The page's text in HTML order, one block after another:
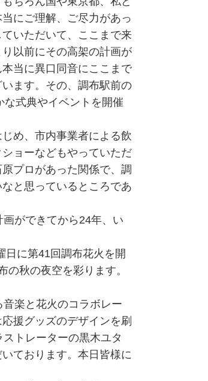
にご理解、ご尽力があっ
いただいて、ここまで来
以前にその高架の計画が
当に異口同音にここまで
ます。その、調布駅前の
式典やイベントを開催
め、市内事業者による飲
ョーなどもやっていただ
プロがあった関係で、調
と思っているところであ
ができてから24年、い
日に第41回調布花火を開
秋の夜空を彩ります。
楽と花火のコラボレー
援グッズのデザインを刷
トレーターの黒木ユタ
ております。本日皆様に